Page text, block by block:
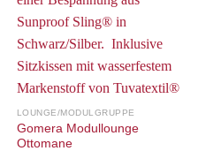
LOUNGE/MODULGRUPPE
Gomera Modullounge
Ottomane